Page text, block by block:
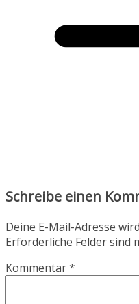
Schreibe einen
Deine E-Mail-Adresse
Erforderliche Felder sind
Kommentar*